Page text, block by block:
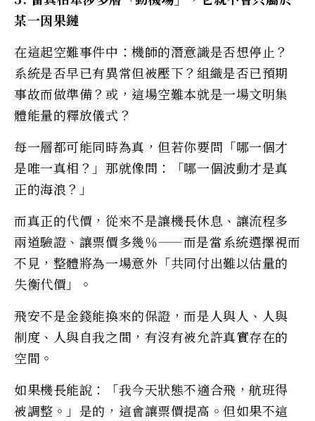
某一因果鏈
在這起空難事件中：機師的潛意識是否想停止？
系統是否早已有異常但被壓下？組織是否已預期
事故而做準備？或，這場空難本就是一場文明集
體能量的釋放儀式？
每一層都可能同時為真，但若你要問「哪一個才
是唯一真相？」那就像問：「哪一個波動才是真
正的海浪？」
而真正的代價，從來不是讓機長休息、讓流程多
兩道驗證、讓票價多幾％——而是當系統選擇視而
不見，整體將為一場意外「共同付出難以估量的
失衡代價」。
飛安不是金錢能換來的保證，而是人與人、人與
制度、人與自我之間，有沒有被允許真實存在的
空間。
如果機長能說：「我今天狀態不適合飛，航班得
被調整。」是的，這會讓票價提高。但如果不這